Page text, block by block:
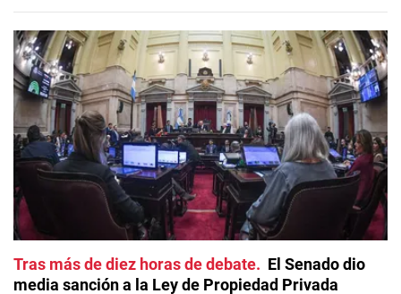
Tras más de diez horas de debate
El Senado dio
media sanción a la Ley de Propiedad Privada